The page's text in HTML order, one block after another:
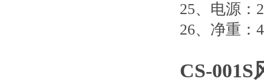
25、电源：
26、净重：
CS-001S